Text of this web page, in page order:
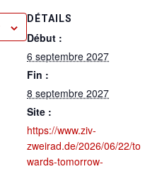
DÉTAILS
Début :
6 septembre 2027
Fin :
8 septembre 2027
Site :
https://www.ziv-
zweirad.de/2026/06/22/to
wards-tomorrow-